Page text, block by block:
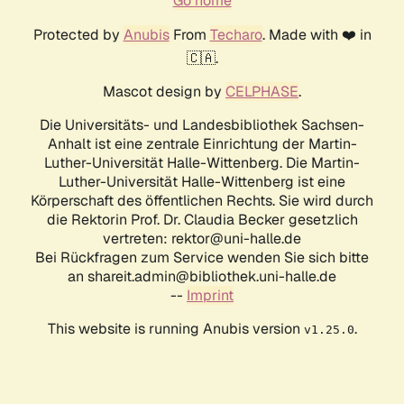
Protected by AnubisFrom Techaro. Made with ❤️ in
🇨🇦.
Mascot design by CELPHASE.
Die Universitäts- und Landesbibliothek Sachsen-
Anhalt ist eine zentrale Einrichtung der Martin-
Luther-Universität Halle-Wittenberg. Die Martin-
Luther-Universität Halle-Wittenberg ist eine
Körperschaft des öffentlichen Rechts. Sie wird durch
die Rektorin Prof. Dr. Claudia Becker gesetzlich
vertreten: rektor@uni-halle.de
Bei Rückfragen zum Service wenden Sie sich bitte
an shareit.admin@bibliothek.uni-halle.de
-- Imprint
This website is running Anubis version v1.25.0.